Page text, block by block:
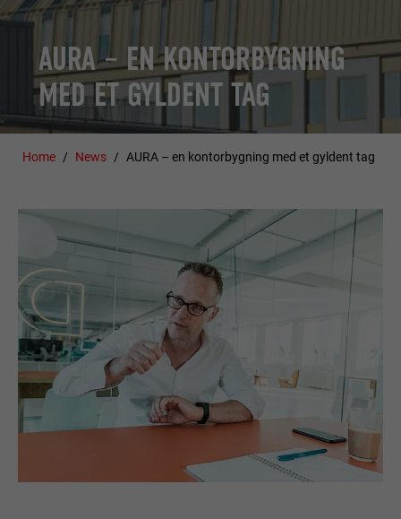
AURA – EN KONTORBYGNING
MED ET GYLDENT TAG
Home News AURA – en kontorbygning med et gyldent tag